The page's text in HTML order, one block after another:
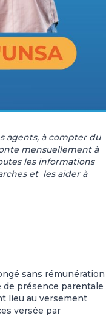
agents, à compter du
mensuellement à
les informations
et les aider à
sans rémunération
de présence parentale
lieu au versement
versée par